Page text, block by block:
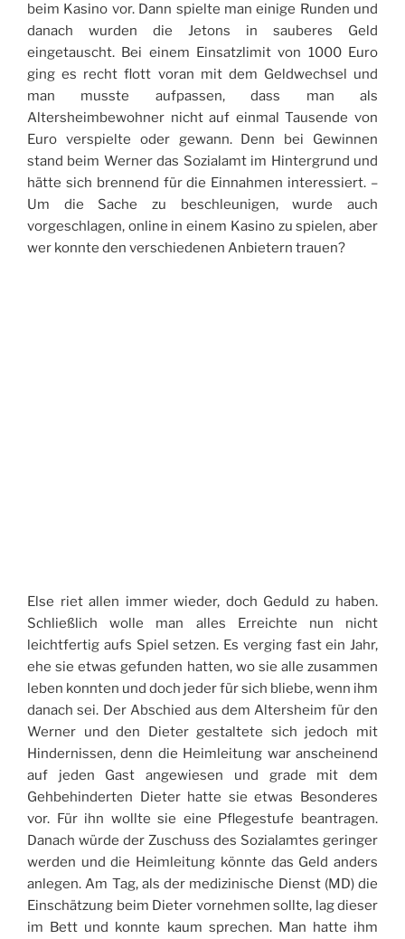
beim Kasino vor. Dann spielte man einige Runden und
danach wurden die Jetons in sauberes Geld
eingetauscht. Bei einem Einsatzlimit von 1000 Euro
ging es recht flott voran mit dem Geldwechsel und
man musste aufpassen, dass man als
Altersheimbewohner nicht auf einmal Tausende von
Euro verspielte oder gewann. Denn bei Gewinnen
stand beim Werner das Sozialamt im Hintergrund und
hätte sich brennend für die Einnahmen interessiert. –
Um die Sache zu beschleunigen, wurde auch
vorgeschlagen, online in einem Kasino zu spielen, aber
wer konnte den verschiedenen Anbietern trauen?
Else riet allen immer wieder, doch Geduld zu haben.
Schließlich wolle man alles Erreichte nun nicht
leichtfertig aufs Spiel setzen. Es verging fast ein Jahr,
ehe sie etwas gefunden hatten, wo sie alle zusammen
leben konnten und doch jeder für sich bliebe, wenn ihm
danach sei. Der Abschied aus dem Altersheim für den
Werner und den Dieter gestaltete sich jedoch mit
Hindernissen, denn die Heimleitung war anscheinend
auf jeden Gast angewiesen und grade mit dem
Gehbehinderten Dieter hatte sie etwas Besonderes
vor. Für ihn wollte sie eine Pflegestufe beantragen.
Danach würde der Zuschuss des Sozialamtes geringer
werden und die Heimleitung könnte das Geld anders
anlegen. Am Tag, als der medizinische Dienst (MD) die
Einschätzung beim Dieter vornehmen sollte, lag dieser
im Bett und konnte kaum sprechen. Man hatte ihm